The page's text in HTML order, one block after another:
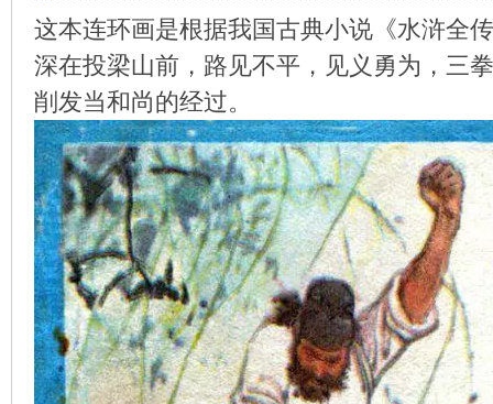
这本连环画是根据我国古典小说《水浒全
深在投梁山前，路见不平，见义勇为，三
削发当和尚的经过。